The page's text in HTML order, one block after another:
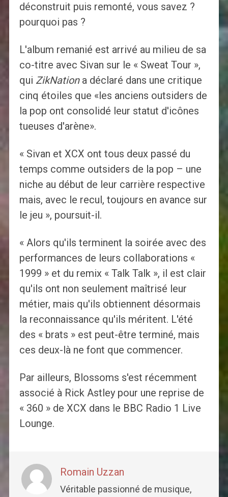
déconstruit puis remonté, vous savez ?
pourquoi pas ?
L'album remanié est arrivé au milieu de sa
co-titre avec Sivan sur le « Sweat Tour »,
qui ZikNationa déclaré dans une critique
cinq étoiles que «les anciens outsiders de
la pop ont consolidé leur statut d'icônes
tueuses d'arène».
« Sivan et XCX ont tous deux passé du
temps comme outsiders de la pop – une
niche au début de leur carrière respective
mais, avec le recul, toujours en avance sur
le jeu », poursuit-il.
« Alors qu'ils terminent la soirée avec des
performances de leurs collaborations «
1999 » et du remix « Talk Talk », il est clair
qu'ils ont non seulement maîtrisé leur
métier, mais qu'ils obtiennent désormais
la reconnaissance qu'ils méritent. L'été
des « brats » est peut-être terminé, mais
ces deux-là ne font que commencer.
Par ailleurs, Blossoms s'est récemment
associé à Rick Astley pour une reprise de
« 360 » de XCX dans le BBC Radio 1 Live
Lounge.
Romain Uzzan
Véritable passionné de musique,